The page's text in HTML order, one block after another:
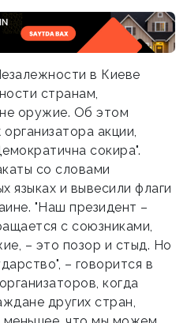
в Киеве
странам,
оружие. Об этом
акции,
сокира".
со словами
языках и вывесили флаги
"Наш президент –
с союзниками,
– это позор и стыд. Но
– говорится в
когда
других стран,